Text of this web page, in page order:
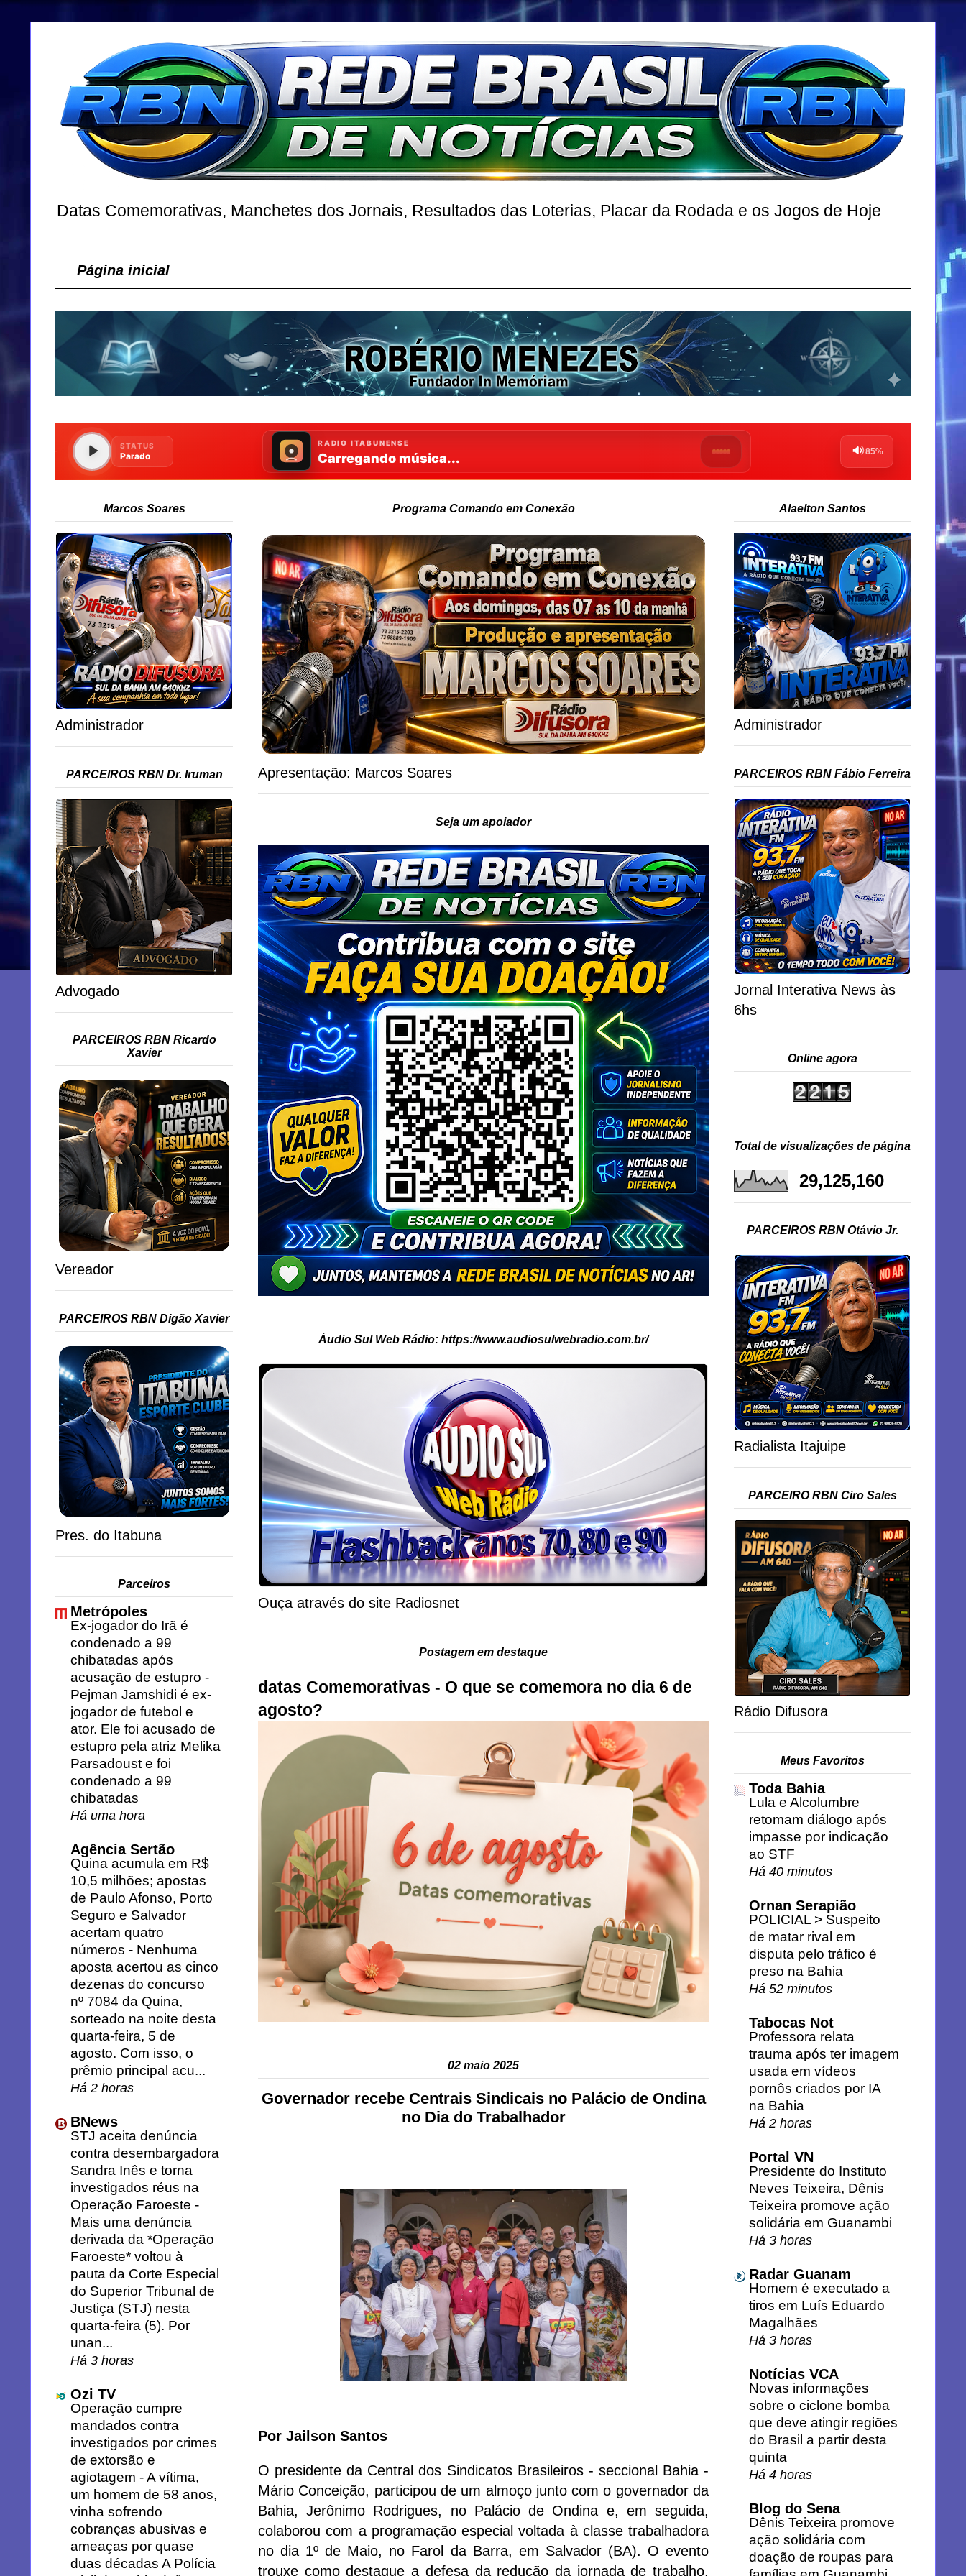
Datas Comemorativas, Manchetes dos Jornais, Resultados das Loterias, Placar da Rodada e os Jogos de Hoje
Página inicial
Programa Comando em Conexão
Apresentação: Marcos Soares
Seja um apoiador
Áudio Sul Web Rádio: https://www.audiosulwebradio.com.br/
Ouça através do site Radiosnet
Postagem em destaque
datas Comemorativas - O que se comemora no dia 6 de
agosto?
02 maio 2025
Governador recebe Centrais Sindicais no Palácio de Ondina
no Dia do Trabalhador
Por Jailson Santos
O presidente da Central dos Sindicatos Brasileiros - seccional Bahia -
Mário Conceição, participou de um almoço junto com o governador da
Bahia, Jerônimo Rodrigues, no Palácio de Ondina e, em seguida,
colaborou com a programação especial voltada à classe trabalhadora
no dia 1º de Maio, no Farol da Barra, em Salvador (BA). O evento
trouxe como destaque a defesa da redução da jornada de trabalho,
Marcos Soares
Administrador
PARCEIROS RBN Dr. Iruman
Advogado
PARCEIROS RBN Ricardo
Xavier
Vereador
PARCEIROS RBN Digão Xavier
Pres. do Itabuna
Parceiros
Metrópoles
Ex-jogador do Irã é
condenado a 99
chibatadas após
acusação de estupro -
Pejman Jamshidi é ex-
jogador de futebol e
ator. Ele foi acusado de
estupro pela atriz Melika
Parsadoust e foi
condenado a 99
chibatadas
Há uma hora
Agência Sertão
Quina acumula em R$
10,5 milhões; apostas
de Paulo Afonso, Porto
Seguro e Salvador
acertam quatro
números - Nenhuma
aposta acertou as cinco
dezenas do concurso
nº 7084 da Quina,
sorteado na noite desta
quarta-feira, 5 de
agosto. Com isso, o
prêmio principal acu...
Há 2 horas
BNews
STJ aceita denúncia
contra desembargadora
Sandra Inês e torna
investigados réus na
Operação Faroeste -
Mais uma denúncia
derivada da *Operação
Faroeste* voltou à
pauta da Corte Especial
do Superior Tribunal de
Justiça (STJ) nesta
quarta-feira (5). Por
unan...
Há 3 horas
Ozi TV
Operação cumpre
mandados contra
investigados por crimes
de extorsão e
agiotagem -A vítima,
um homem de 58 anos,
vinha sofrendo
cobranças abusivas e
ameaças por quase
duas décadas A Polícia
Alaelton Santos
Administrador
PARCEIROS RBN Fábio Ferreira
Jornal Interativa News às
6hs
Online agora
Total de visualizações de página
29,125,160
PARCEIROS RBN Otávio Jr.
Radialista Itajuipe
PARCEIRO RBN Ciro Sales
Rádio Difusora
Meus Favoritos
Toda Bahia
Lula e Alcolumbre
retomam diálogo após
impasse por indicação
ao STF
Há 40 minutos
Ornan Serapião
POLICIAL > Suspeito
de matar rival em
disputa pelo tráfico é
preso na Bahia
Há 52 minutos
Tabocas Not
Professora relata
trauma após ter imagem
usada em vídeos
pornôs criados por IA
na Bahia
Há 2 horas
Portal VN
Presidente do Instituto
Neves Teixeira, Dênis
Teixeira promove ação
solidária em Guanambi
Há 3 horas
Radar Guanam
Homem é executado a
tiros em Luís Eduardo
Magalhães
Há 3 horas
Notícias VCA
Novas informações
sobre o ciclone bomba
que deve atingir regiões
do Brasil a partir desta
quinta
Há 4 horas
Blog do Sena
Dênis Teixeira promove
ação solidária com
doação de roupas para